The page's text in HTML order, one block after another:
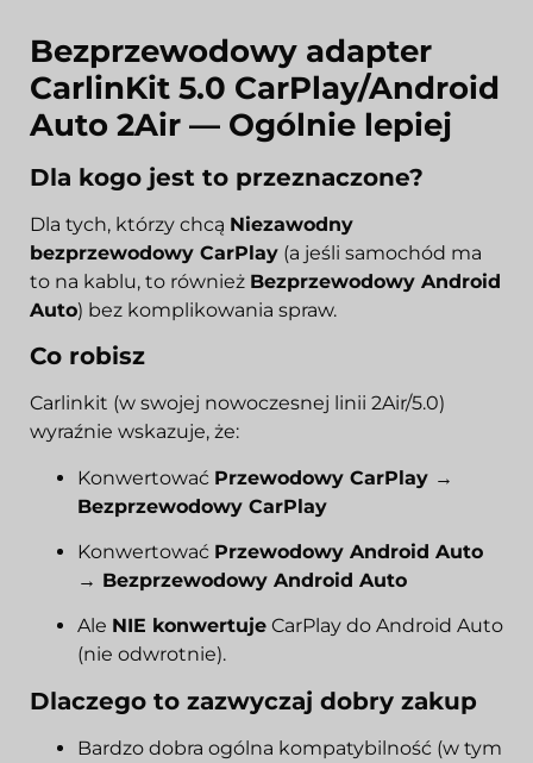
Bezprzewodowy adapter
CarlinKit 5.0 CarPlay/Android
Auto 2Air — Ogólnie lepiej
Dla kogo jest to przeznaczone?
Dla tych, którzy chcą Niezawodny
bezprzewodowy CarPlay (a jeśli samochód ma
to na kablu, to również Bezprzewodowy Android
Auto) bez komplikowania spraw.
Co robisz
Carlinkit (w swojej nowoczesnej linii 2Air/5.0)
wyraźnie wskazuje, że:
Konwertować Przewodowy CarPlay →
Bezprzewodowy CarPlay
Konwertować Przewodowy Android Auto
→ Bezprzewodowy Android Auto
Ale NIE konwertuje CarPlay do Android Auto
(nie odwrotnie).
Dlaczego to zazwyczaj dobry zakup
Bardzo dobra ogólna kompatybilność (w tym